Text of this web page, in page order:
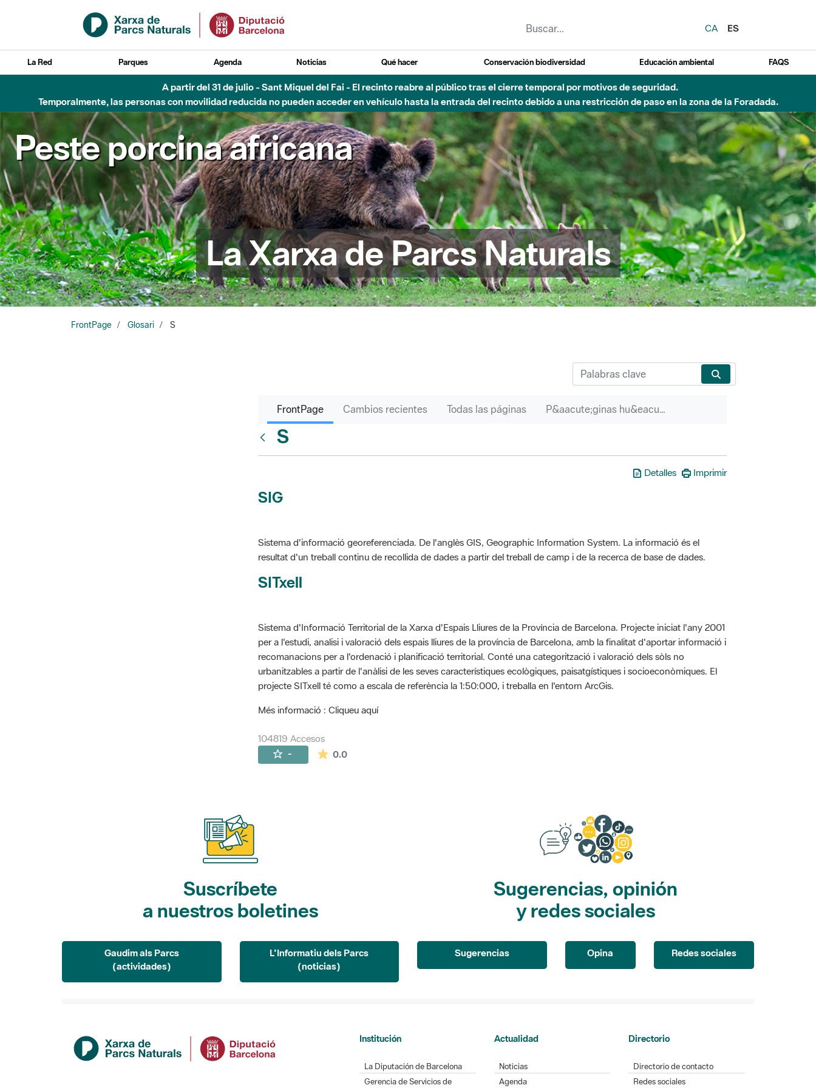
Saltar al contenido principal
CA
ES
La Red Parques Agenda Noticias Qué hacer Conservación biodiversidad Educación ambiental FAQS
A partir del 31 de julio - Sant Miquel del Fai - El recinto reabre al público tras el cierre temporal por motivos de seguridad.
Temporalmente, las personas con movilidad reducida no pueden acceder en vehículo hasta la entrada del recinto debido a una restricción de paso en la zona de la Foradada.
Peste porcina africana
La Xarxa de Parcs Naturals
FrontPage Glosari S
FrontPage Cambios recientes Todas las páginas P&aacute;ginas hu&eacute;rfanas
S
Detalles Imprimir
SIG
Sistema d'informació georeferenciada. De l'anglès GIS, Geographic Information System. La informació és el
resultat d'un treball continu de recollida de dades a partir del treball de camp i de la recerca de base de dades.
SITxell
Sistema d'Informació Territorial de la Xarxa d'Espais Lliures de la Província de Barcelona. Projecte iniciat l'any 2001
per a l'estudi, analisi i valoració dels espais lliures de la província de Barcelona, amb la finalitat d'aportar informació i
recomanacions per a l'ordenació i planificació territorial. Conté una categorització i valoració dels sòls no
urbanitzables a partir de l'anàlisi de les seves característiques ecològiques, paisatgístiques i socioeconòmiques. El
projecte SITxell té como a escala de referència la 1:50:000, i treballa en l'entorn ArcGis.
Més informació : Cliqueu aquí
104819 Accesos
- 0.0La valoración media es de 0 estrellas de 5.
Suscríbete
a nuestros boletines
Gaudim als Parcs
(actividades)
L'Informatiu dels Parcs
(noticias)
Sugerencias, opinión
y redes sociales
Sugerencias Opina Redes sociales
Institución
La Diputación de Barcelona
Gerencia de Servicios de
Actualidad
Noticias
Agenda
Directorio
Directorio de contacto
Redes sociales